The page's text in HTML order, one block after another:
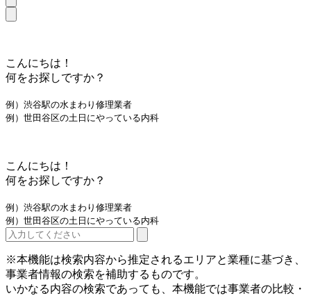
こんにちは！
何をお探しですか？
例）渋谷駅の水まわり修理業者
例）世田谷区の土日にやっている内科
こんにちは！
何をお探しですか？
例）渋谷駅の水まわり修理業者
例）世田谷区の土日にやっている内科
※本機能は検索内容から推定されるエリアと業種に基づき、
事業者情報の検索を補助するものです。
いかなる内容の検索であっても、本機能では事業者の比較・